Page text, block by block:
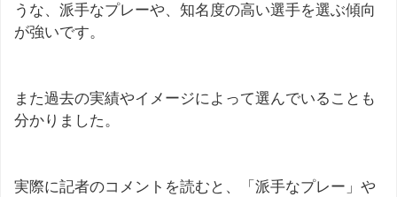
うな、派手なプレーや、知名度の高い選手を選ぶ傾向
が強いです。
また過去の実績やイメージによって選んでいることも
分かりました。
実際に記者のコメントを読むと、「派手なプレー」や